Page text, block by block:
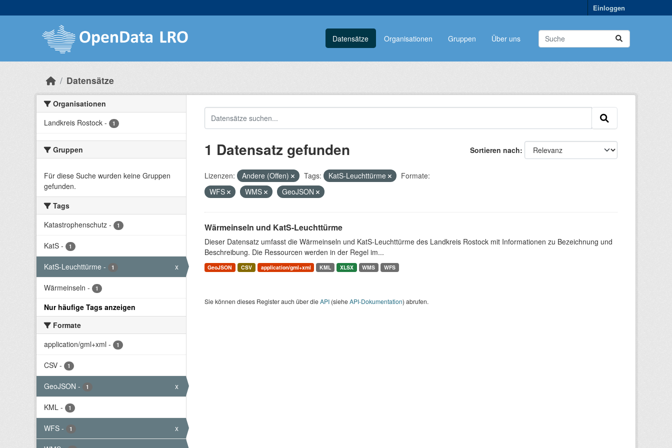
Einloggen
Datensätze Organisationen Gruppen Über uns
Datensätze
Organisationen
Landkreis Rostock - 1
Gruppen
Für diese Suche wurden keine Gruppen
gefunden.
Tags
Katastrophenschutz - 1
KatS - 1
KatS-Leuchttürme - 1 x
Wärmeinseln - 1
Nur häufige Tags anzeigen
Formate
application/gml+xml - 1
CSV - 1
GeoJSON - 1 x
KML - 1
WFS - 1 x
Sortieren nach
1 Datensatz gefunden
Lizenzen: Andere (Offen) Tags: KatS-Leuchttürme
Formate:
WFS
WMS GeoJSON
Wärmeinseln und KatS-Leuchttürme
Dieser Datensatz umfasst die Wärmeinseln und KatS-Leuchttürme des Landkreis Rostock mit Informationen zu Bezeichnung und
Beschreibung. Die Ressourcen werden in der Regel im...
GeoJSON CSV application/gml+xml KML XLSX WMS WFS
Sie können dieses Register auch über dieAPI(sieheAPI-Dokumentation) abrufen.